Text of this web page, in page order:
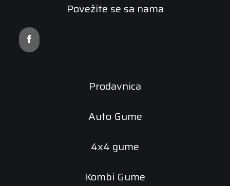
Povežite se sa nama
Prodavnica
Auto Gume
4x4 gume
Kombi Gume